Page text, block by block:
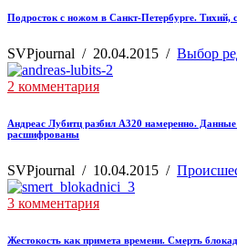
Подросток с ножом в Санкт-Петербурге. Тихий,
SVPjournal / 20.04.2015 / Выбор
2 комментария
Андреас Лубитц разбил A320 намеренно.
расшифрованы
SVPjournal / 10.04.2015 /
3 комментария
Жестокость как примета времени. Смерть